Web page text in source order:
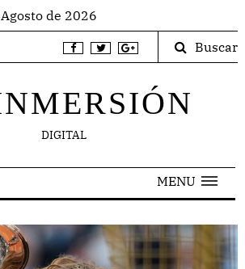
de 2026
Buscar
DIGITAL
MENU